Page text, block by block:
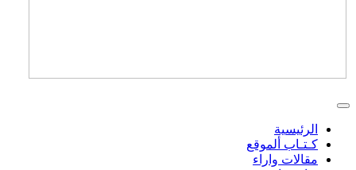
الرئيسية
كـتـاب ألموقع
مقالات واراء